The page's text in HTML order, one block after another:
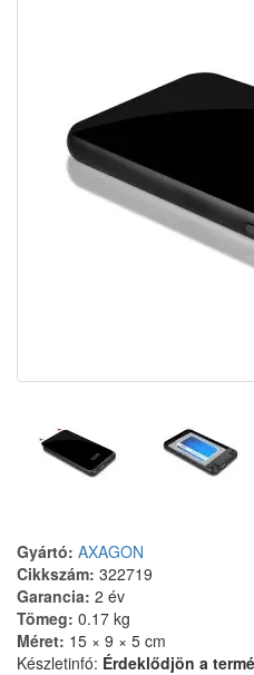
Gyártó: AXAGON
Cikkszám: 322719
Garancia: 2 év
Tömeg: 0.17 kg
Méret: 15 × 9 × 5 cm
Készletinfó: Érdeklődjön a